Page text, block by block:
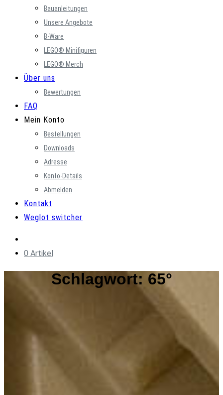
Bauanleitungen
Unsere Angebote
B-Ware
LEGO® Minifiguren
LEGO® Merch
Über uns
Bewertungen
FAQ
Mein Konto
Bestellungen
Downloads
Adresse
Konto-Details
Abmelden
Kontakt
Weglot switcher
0 Artikel
Schlagwort: 65°